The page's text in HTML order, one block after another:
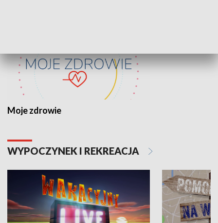
Moje zdrowie
WYPOCZYNEK I REKREACJA